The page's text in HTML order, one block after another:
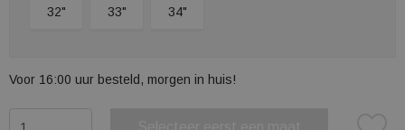
32" 33" 34"
Voor 16:00 uur besteld, morgen in huis!